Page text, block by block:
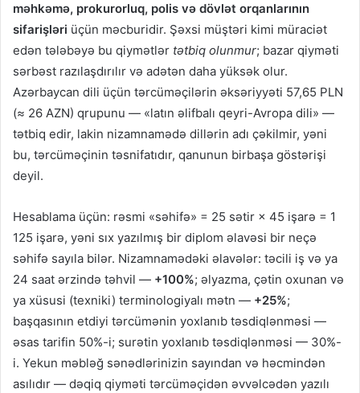
məhkəmə, prokurorluq, polis və dövlət orqanlarının
sifarişləri üçün məcburidir. Şəxsi müştəri kimi müraciət
edən tələbəyə bu qiymətlər tətbiq olunmur; bazar qiyməti
sərbəst razılaşdırılır və adətən daha yüksək olur.
Azərbaycan dili üçün tərcüməçilərin əksəriyyəti 57,65 PLN
(≈ 26 AZN) qrupunu — «latın əlifbalı qeyri-Avropa dili» —
tətbiq edir, lakin nizamnamədə dillərin adı çəkilmir, yəni
bu, tərcüməçinin təsnifatıdır, qanunun birbaşa göstərişi
deyil.
Hesablama üçün: rəsmi «səhifə» = 25 sətir × 45 işarə = 1
125 işarə, yəni sıx yazılmış bir diplom əlavəsi bir neçə
səhifə sayıla bilər. Nizamnamədəki əlavələr: təcili iş və ya
24 saat ərzində təhvil — +100%; əlyazma, çətin oxunan və
ya xüsusi (texniki) terminologiyalı mətn — +25%;
başqasının etdiyi tərcümənin yoxlanıb təsdiqlənməsi —
əsas tarifin 50%-i; surətin yoxlanıb təsdiqlənməsi — 30%-
i. Yekun məbləğ sənədlərinizin sayından və həcmindən
asılıdır — dəqiq qiyməti tərcüməçidən əvvəlcədən yazılı